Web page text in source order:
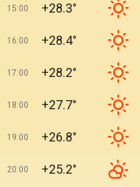
15:00 +28.3°
16:00 +28.4°
17:00 +28.2°
18:00 +27.7°
19:00 +26.8°
20:00 +25.2°